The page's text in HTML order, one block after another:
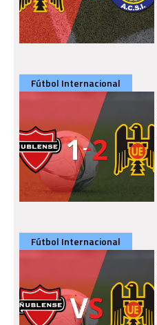
Fútbol Internacional
Fútbol Internacional